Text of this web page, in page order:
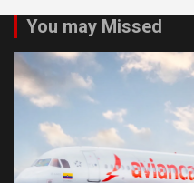
You may Missed